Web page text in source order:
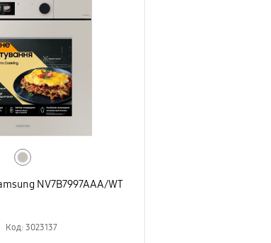
NV7B7997AAA/WT
Код: 3023137